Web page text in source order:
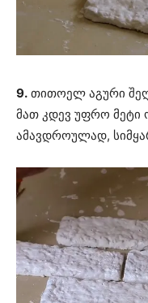
9. თითოელ აგური
მათ კდევ უფრო
ამავდროულად,